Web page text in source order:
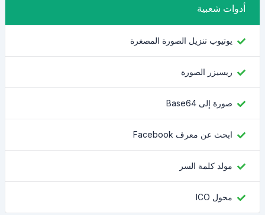
أدوات شعبية
يوتيوب تنزيل الصورة المصغرة
ريسيزر الصورة
صورة إلى Base64
ابحث عن معرف Facebook
مولد كلمة السر
محول ICO